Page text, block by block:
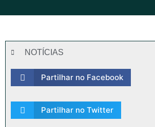
NOTÍCIAS
Partilhar no Facebook
Partilhar no Twitter